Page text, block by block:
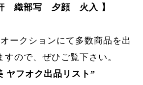
軒 織部写 夕顔 火入 】
ークションにて多数商品を出
すので、ぜひご覧下さい。
ヤフオク出品リスト”